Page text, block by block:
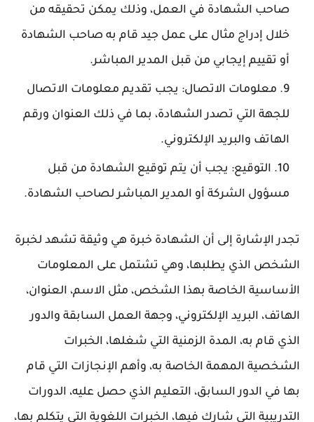
صاحب الشهادة في العمل، وذلك يمكن تحقيقه من
خلال إدراج مثال على عمل جيد قام به صاحب الشهادة
أو تقييم إيجابي من قبل المدير المباشر.
معلومات الاتصال: يجب تقديم معلومات الاتصال
للجهة التي تصدر الشهادة، بما في ذلك العنوان ورقم
الهاتف والبريد الإلكتروني.
التوقيع: يجب أن يتم توقيع الشهادة من قبل
مسؤول الشركة أو المدير المباشر لصاحب الشهادة.
تجدر الإشارة إلى أن الشهادة خبرة هي وثيقة تشهد لخبرة
الشخص الذي يطلبها، وهي تشتمل على المعلومات
الأساسية الخاصة بهذا الشخص، مثل الاسم، العنوان،
الهاتف، البريد الإلكتروني، وجهة العمل السابقة والدور
الذي قام به، المدة الزمنية التي شغلها، الخبرات
الشخصية المهمة الخاصة به، وأهم الإنجازات التي قام
بها في الدور السابق، التعليم الذي حصل عليه، الدورات
التدريبية التي شارك فيها، الخبرات اللغوية التي يتكلم بها،